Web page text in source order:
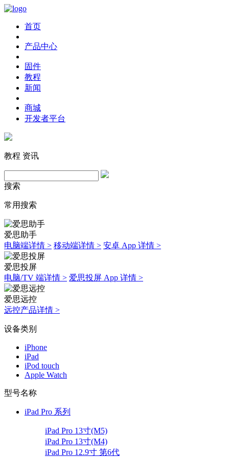
首页
产品中心
固件
教程
新闻
商城
开发者平台
教程 资讯
搜索
常用搜索
爱思助手
电脑端详情 > 移动端详情 > 安卓 App 详情 >
爱思投屏
电脑/TV 端详情 > 爱思投屏 App 详情 >
爱思远控
远控产品详情 >
设备类别
iPhone
iPad
iPod touch
Apple Watch
型号名称
iPad Pro 系列
iPad Pro 13寸(M5)
iPad Pro 13寸(M4)
iPad Pro 12.9寸 第6代